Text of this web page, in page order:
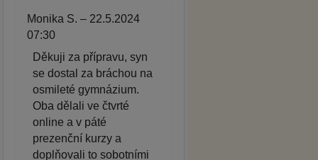
Monika S. – 22.5.2024
07:30
Děkuji za přípravu, syn
se dostal za bráchou na
osmileté gymnázium.
Oba dělali ve čtvrté
online a v páté
prezenční kurzy a
doplňovali to sobotními